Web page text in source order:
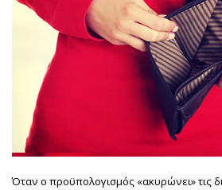
Όταν ο προϋπολογισμός «ακυρώνει» τις